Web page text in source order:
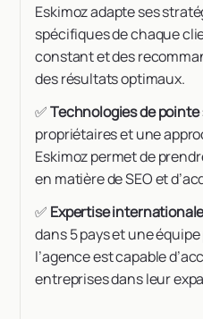
Eskimoz adapte ses
spécifiques de chaque
constant et des
des résultats optimaux.
✅Technologies de pointe
propriétaires et une
Eskimoz permet de
en matière de SEO et
✅ Expertise
dans 5 pays et une
l’agence est capable
entreprises dans leur